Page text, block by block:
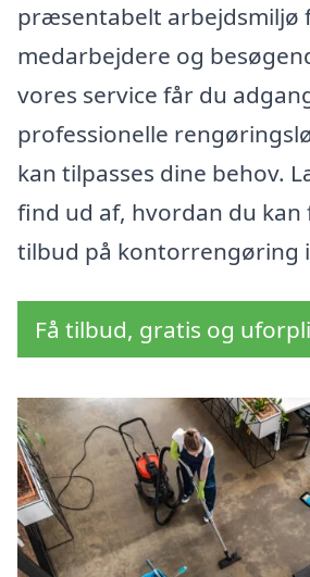
præsentabelt arbejdsmiljø
medarbejdere og
vores service får du
professionelle
kan tilpasses dine behov.
find ud af, hvordan du kan
tilbud på kontorrengøring
Få tilbud, gratis og